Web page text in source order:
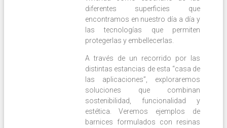
diferentes superficies que
encontramos en nuestro día a día y
las tecnologías que permiten
protegerlas y embellecerlas.
A través de un recorrido por las
distintas estancias de esta “casa de
las aplicaciones”, exploraremos
soluciones que combinan
sostenibilidad, funcionalidad y
estética. Veremos ejemplos de
barnices formulados con resinas